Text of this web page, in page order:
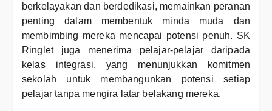
berkelayakan dan berdedikasi, memainkan peranan
penting dalam membentuk minda muda dan
membimbing mereka mencapai potensi penuh. SK
Ringlet juga menerima pelajar-pelajar daripada
kelas integrasi, yang menunjukkan komitmen
sekolah untuk membangunkan potensi setiap
pelajar tanpa mengira latar belakang mereka.